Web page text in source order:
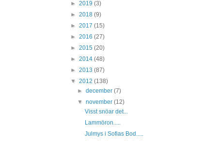
► 2019 (3)
► 2018 (9)
► 2017 (15)
► 2016 (27)
► 2015 (20)
► 2014 (48)
► 2013 (87)
▼ 2012 (138)
►december(7)
▼november(12)
Visst snöar det...
Lammöron.....
Julmys i Sofias Bod.....